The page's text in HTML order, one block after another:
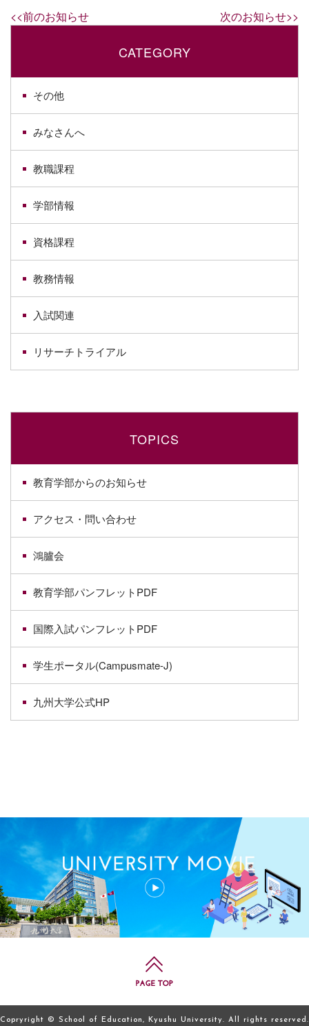
<<前のお知らせ 次のお知らせ>>
CATEGORY
その他
みなさんへ
教職課程
学部情報
資格課程
教務情報
入試関連
リサーチトライアル
TOPICS
教育学部からのお知らせ
アクセス・問い合わせ
鴻臚会
教育学部パンフレットPDF
国際入試パンフレットPDF
学生ポータル(Campusmate-J)
九州大学公式HP
Copryright © School of Education, Kyushu University. All rights reserved.